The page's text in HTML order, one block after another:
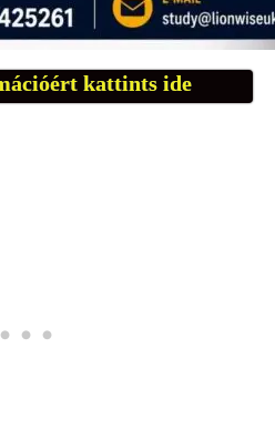
kattints ide